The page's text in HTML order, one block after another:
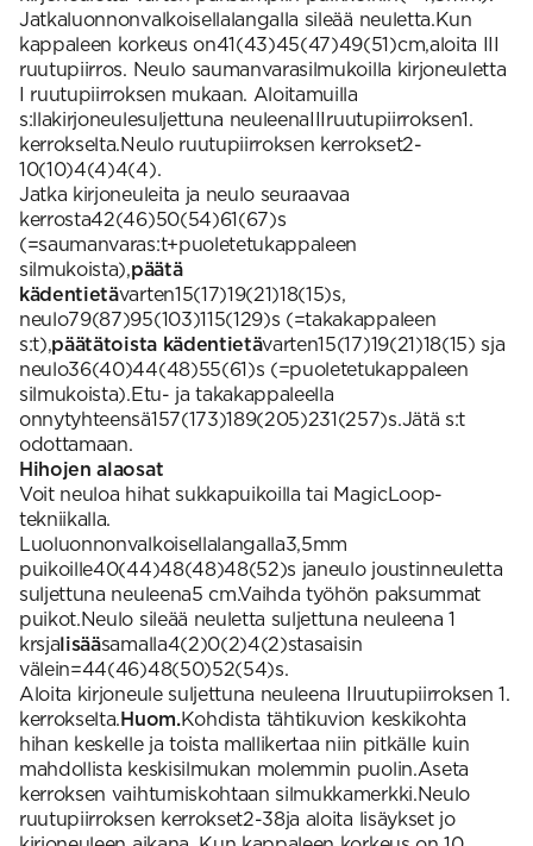
Jatkaluonnonvalkoisellalangalla sileää neuletta.Kun
kappaleen korkeus on41(43)45(47)49(51)cm,aloita III
ruutupiirros. Neulo saumanvarasilmukoilla kirjoneuletta
I ruutupiirroksen mukaan. Aloitamuilla
s:llakirjoneulesuljettuna neuleenaIIIruutupiirroksen1.
kerrokselta.Neulo ruutupiirroksen kerrokset2-
10(10)4(4)4(4).
Jatka kirjoneuleita ja neulo seuraavaa
kerrosta42(46)50(54)61(67)s
(=saumanvaras:t+puoletetukappaleen
silmukoista),päätä
kädentietävarten15(17)19(21)18(15)s,
neulo79(87)95(103)115(129)s (=takakappaleen
s:t),päätätoista kädentietävarten15(17)19(21)18(15) sja
neulo36(40)44(48)55(61)s (=puoletetukappaleen
silmukoista).Etu- ja takakappaleella
onnytyhteensä157(173)189(205)231(257)s.Jätä s:t
odottamaan.
Hihojen alaosat
Voit neuloa hihat sukkapuikoilla tai MagicLoop-
tekniikalla.
Luoluonnonvalkoisellalangalla3,5mm
puikoille40(44)48(48)48(52)s janeulo joustinneuletta
suljettuna neuleena5 cm.Vaihda työhön paksummat
puikot.Neulo sileää neuletta suljettuna neuleena 1
krsjalisääsamalla4(2)0(2)4(2)stasaisin
välein=44(46)48(50)52(54)s.
Aloita kirjoneule suljettuna neuleena IIruutupiirroksen 1.
kerrokselta. Huom.Kohdista tähtikuvion keskikohta
hihan keskelle ja toista mallikertaa niin pitkälle kuin
mahdollista keskisilmukan molemmin puolin.Aseta
kerroksen vaihtumiskohtaan silmukkamerkki.Neulo
ruutupiirroksen kerrokset2-38ja aloita lisäykset jo